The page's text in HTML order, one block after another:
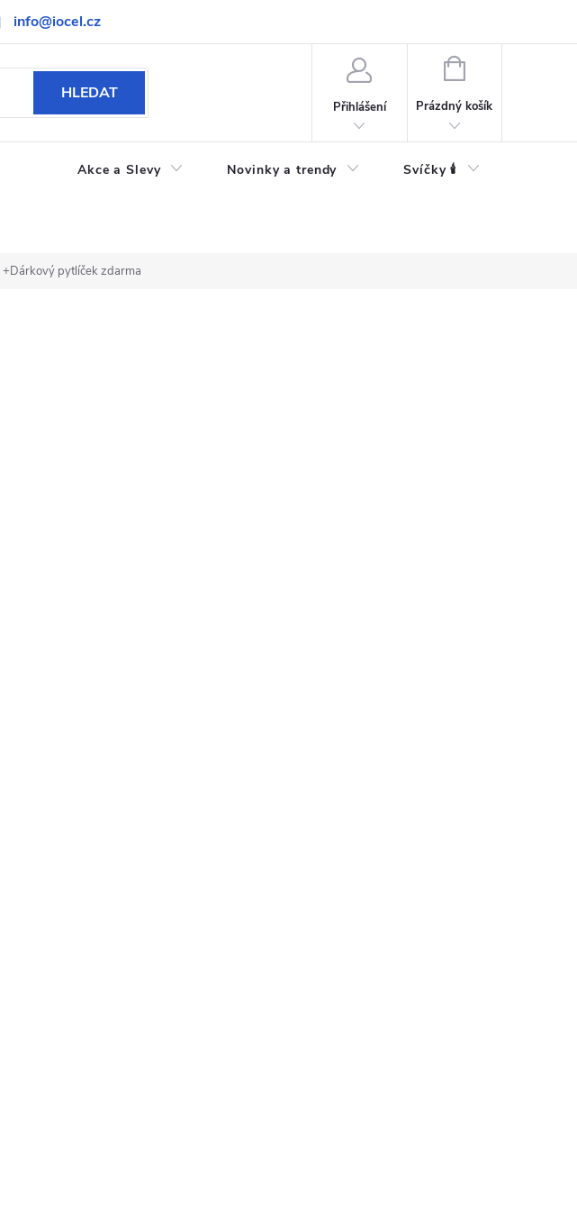
info@iocel.cz
Oblíbené Spolupráce
HLEDAT
Přihlášení
NÁKUPNÍ
Prázdný košík
Akce a Slevy Novinky a trendy Svíčky 🕯️
+Dárkový pytlíček zdarma